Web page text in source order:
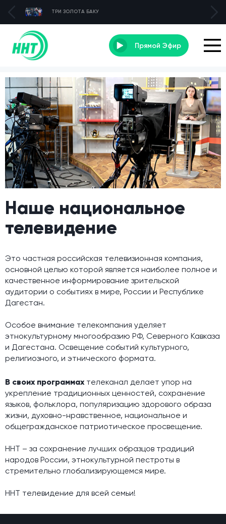
ТРИ ЗОЛОТА БАКУ
Прямой Эфир
Наше национальное
телевидение
Это частная российская телевизионная компания,
основной целью которой является наиболее полное и
качественное информирование зрительской
аудитории о событиях в мире, России и Республике
Дагестан.
Особое внимание телекомпания уделяет
этнокультурному многообразию РФ, Северного Кавказа
и Дагестана. Освещение событий культурного,
религиозного, и этнического формата.
В своих программахтелеканал делает упор на
укрепление традиционных ценностей, сохранение
языков, фольклора, популяризацию здорового образа
жизни, духовно-нравственное, национальное и
общегражданское патриотическое просвещение.
ННТ – за сохранение лучших образцов традиций
народов России, этнокультурной пестроты в
стремительно глобализирующемся мире.
ННТ телевидение для всей семьи!